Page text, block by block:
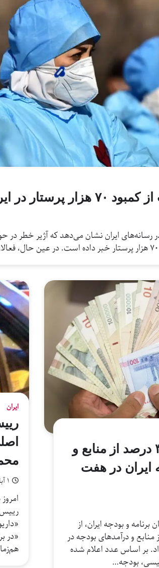
در ایران خبر داد
ایران نشان می‌دهد که آژیر خطر در
محقق نشدن ۳۰ درصد از منابع و
ایران در هفت
و بودجه ایران، از
درصد از منابع و درآمدهای بودجه در
بر اساس عدد اعلام شده
بودجه…
ایران
۱ آبان, ۱۴۰۲
«در